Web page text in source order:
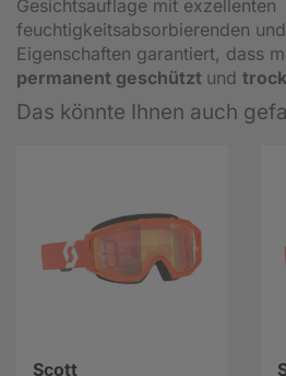
Gesichtsauflage mit exzellenten
feuchtigkeitsabsorbierenden
Eigenschaften garantiert, dass
permanent geschützt und
Das könnte Ihnen auch
Scott